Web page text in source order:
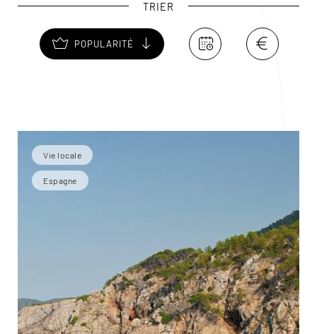
TRIER
POPULARITÉ
Vie locale
Espagne